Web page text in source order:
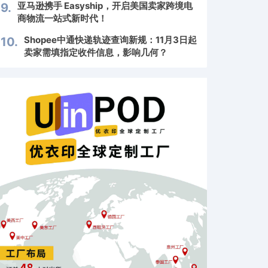
9. 亚马逊携手 Easyship，开启美国卖家跨境电
商物流一站式新时代！
10. Shopee中通快递轨迹查询新规：11月3日起
卖家需填指定收件信息，影响几何？